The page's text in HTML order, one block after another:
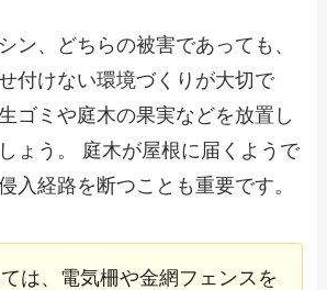
ン、どちらの被害であっても、
付けない環境づくりが大切で
ゴミや庭木の果実などを放置し
ょう。 庭木が屋根に届くようで
入経路を断つことも重要です。
は、電気柵や金網フェンスを